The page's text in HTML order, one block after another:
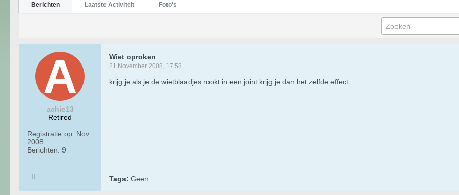
Berichten Laatste Activiteit Foto's
achie13
Retired
Registratie op: Nov
2008
Berichten: 9
Wiet oproken
21 November 2008, 17:58
krijg je als je de wietblaadjes rookt in een joint krijg je dan het zelfde effect.
Tags: Geen